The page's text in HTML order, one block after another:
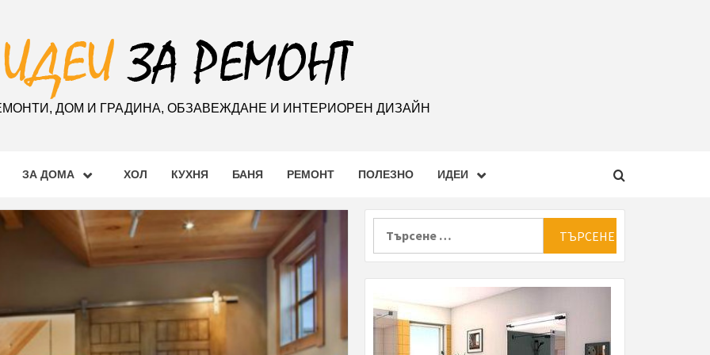
ДОМ И ГРАДИНА, ОБЗАВЕЖДАНЕ И ИНТЕРИОРЕН ДИЗАЙН
ЗА ДОМА ХОЛ КУХНЯ БАНЯ РЕМОНТ ПОЛЕЗНО ИДЕИ